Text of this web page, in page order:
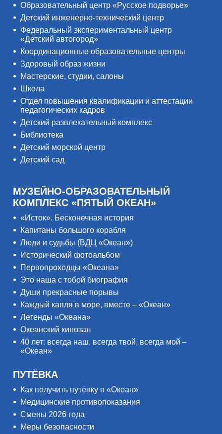
Образовательный центр «Русское подворье»
Детский инженерно-технический центр
Федеральный экспериментальный центр
«Детский автогород»
Координационные образовательные центры
Здоровый образ жизни
Мастерские, студии, салоны
Школа
Отдел повышения квалификации и аттестации
педагогических кадров
Детский развлекательный комплекс
Библиотека
Детский морской центр
Детский сад
МУЗЕЙНО-ОБРАЗОВАТЕЛЬНЫЙ
КОМПЛЕКС «ПЯТЫЙ ОКЕАН»
«Исток». Бесконечная история
Капитаны большого корабля
Люди и судьбы (ВДЦ «Океан»)
Исторический фотоальбом
Первопроходцы «Океана»
Это наша с тобой биография
Души прекрасные порывы
Каждый капля в море, вместе – «Океан»
Легенды «Океана»
Океанский кинозал
40 лет: всегда наш, всегда твой, всегда мой –
«Океан»
ПУТЁВКА
Как получить путёвку в «Океан»
Медицинские противопоказания
Смены 2026 года
Меры безопасности